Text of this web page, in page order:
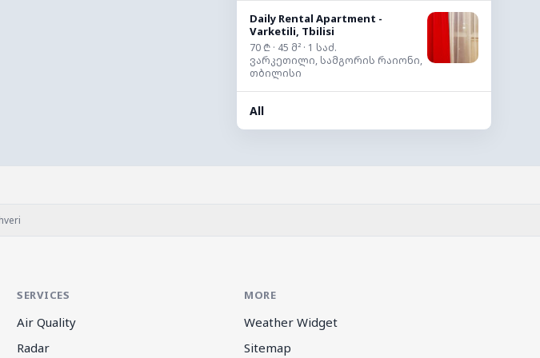
Daily Rental Apartment -
Varketili, Tbilisi
70 ₾ · 45 მ² · 1 საძ.
ვარკეთილი, სამგორის რაიონი,
თბილისი
All
SERVICES
Air Quality
Radar
MORE
Weather Widget
Sitemap